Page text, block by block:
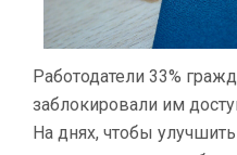
Работодатели 33%
заблокировали им
На днях, чтобы